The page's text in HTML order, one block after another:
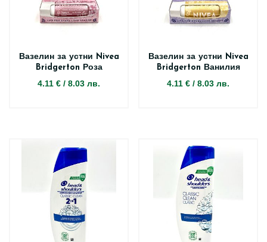
Вазелин за устни Nivea
Bridgerton Роза
4.11 € / 8.03 лв.
Вазелин за устни Nivea
Bridgerton Ванилия
4.11 € / 8.03 лв.